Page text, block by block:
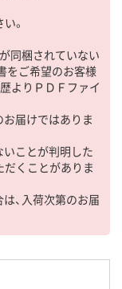
。
同梱されていない
をご希望のお客様
よりＰＤＦファイ
お届けではありま
いことが判明した
だくことがありま
、入荷次第のお届